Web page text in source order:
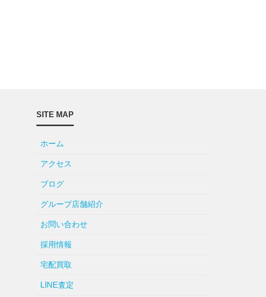
SITE MAP
ホーム
アクセス
ブログ
グループ店舗紹介
お問い合わせ
採用情報
宅配買取
LINE査定